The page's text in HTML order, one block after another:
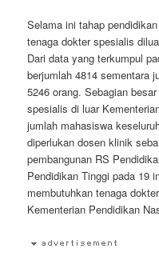
Selama ini tahap
tenaga dokter spesialis
Dari data yang terkumpul
berjumlah 4814 sementara
5246 orang. Sebagian
spesialis di luar
jumlah mahasiswa
diperlukan dosen klinik
pembangunan RS
Pendidikan Tinggi pada 19
membutuhkan tenaga
Kementerian Pendidikan